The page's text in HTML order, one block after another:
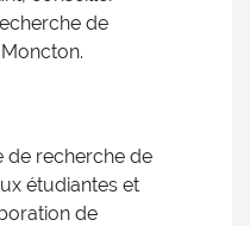
de
de recherche de
étudiantes et
de